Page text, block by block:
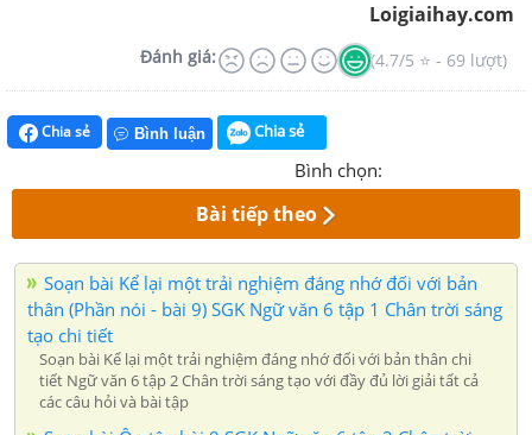
Loigiaihay.com
Đánh giá: (4.7/5 ⭐ - 69 lượt)
Chia sẻ Bình luận Chia sẻ
Bình chọn:
Bài tiếp theo
Soạn bài Kể lại một trải nghiệm đáng nhớ đối với bản
thân (Phần nói - bài 9) SGK Ngữ văn 6 tập 1 Chân trời sáng
tạo chi tiết
Soạn bài Kể lại một trải nghiệm đáng nhớ đối với bản thân chi
tiết Ngữ văn 6 tập 2 Chân trời sáng tạo với đầy đủ lời giải tất cả
các câu hỏi và bài tập